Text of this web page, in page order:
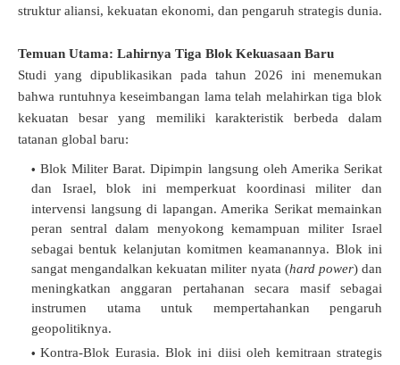
struktur aliansi, kekuatan ekonomi, dan pengaruh strategis dunia.
Temuan Utama: Lahirnya Tiga Blok Kekuasaan Baru
Studi yang dipublikasikan pada tahun 2026 ini menemukan
bahwa runtuhnya keseimbangan lama telah melahirkan tiga blok
kekuatan besar yang memiliki karakteristik berbeda dalam
tatanan global baru:
Blok Militer Barat.Dipimpin langsung oleh Amerika Serikat
dan Israel, blok ini memperkuat koordinasi militer dan
intervensi langsung di lapangan. Amerika Serikat memainkan
peran sentral dalam menyokong kemampuan militer Israel
sebagai bentuk kelanjutan komitmen keamanannya. Blok ini
sangat mengandalkan kekuatan militer nyata (hard power) dan
meningkatkan anggaran pertahanan secara masif sebagai
instrumen utama untuk mempertahankan pengaruh
geopolitiknya.
Kontra-Blok Eurasia.Blok ini diisi oleh kemitraan strategis